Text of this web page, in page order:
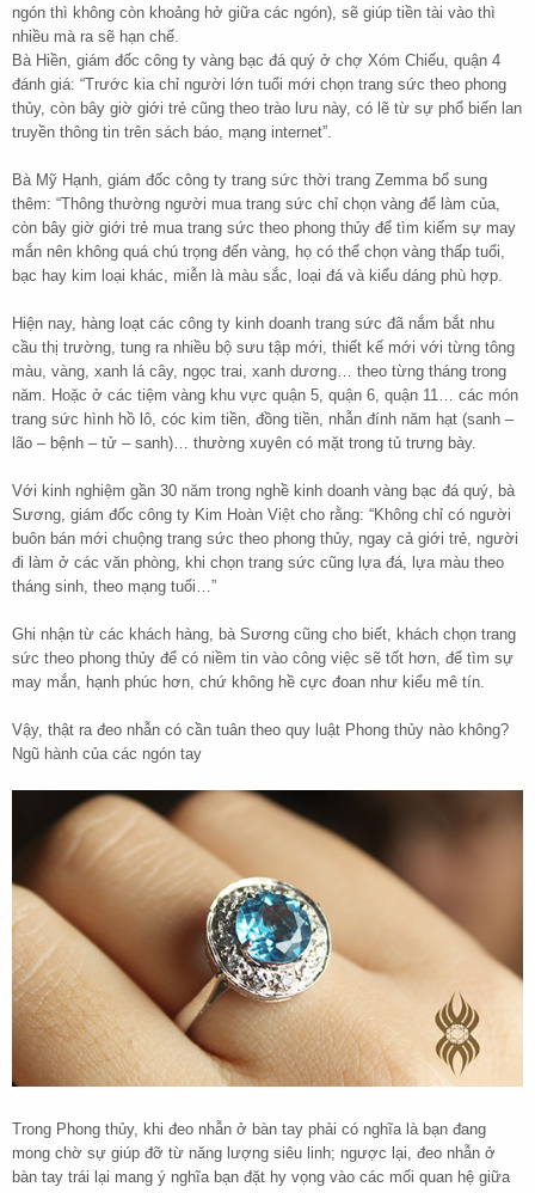
ngón thì không còn khoảng hở giữa các ngón), sẽ giúp tiền tài vào thì
nhiều mà ra sẽ hạn chế.
Bà Hiền, giám đốc công ty vàng bạc đá quý ở chợ Xóm Chiếu, quận 4
đánh giá: “Trước kia chỉ người lớn tuổi mới chọn trang sức theo phong
thủy, còn bây giờ giới trẻ cũng theo trào lưu này, có lẽ từ sự phổ biến lan
truyền thông tin trên sách báo, mạng internet”.
Bà Mỹ Hạnh, giám đốc công ty trang sức thời trang Zemma bổ sung
thêm: “Thông thường người mua trang sức chỉ chọn vàng để làm của,
còn bây giờ giới trẻ mua trang sức theo phong thủy để tìm kiếm sự may
mắn nên không quá chú trọng đến vàng, họ có thể chọn vàng thấp tuổi,
bạc hay kim loại khác, miễn là màu sắc, loại đá và kiểu dáng phù hợp.
Hiện nay, hàng loạt các công ty kinh doanh trang sức đã nắm bắt nhu
cầu thị trường, tung ra nhiều bộ sưu tập mới, thiết kế mới với từng tông
màu, vàng, xanh lá cây, ngọc trai, xanh dương… theo từng tháng trong
năm. Hoặc ở các tiệm vàng khu vực quận 5, quận 6, quận 11… các món
trang sức hình hồ lô, cóc kim tiền, đồng tiền, nhẫn đính năm hạt (sanh –
lão – bệnh – tử – sanh)… thường xuyên có mặt trong tủ trưng bày.
Với kinh nghiệm gần 30 năm trong nghề kinh doanh vàng bạc đá quý, bà
Sương, giám đốc công ty Kim Hoàn Việt cho rằng: “Không chỉ có người
buôn bán mới chuộng trang sức theo phong thủy, ngay cả giới trẻ, người
đi làm ở các văn phòng, khi chọn trang sức cũng lựa đá, lựa màu theo
tháng sinh, theo mạng tuổi…”
Ghi nhận từ các khách hàng, bà Sương cũng cho biết, khách chọn trang
sức theo phong thủy để có niềm tin vào công việc sẽ tốt hơn, để tìm sự
may mắn, hạnh phúc hơn, chứ không hề cực đoan như kiểu mê tín.
Vậy, thật ra đeo nhẫn có cần tuân theo quy luật Phong thủy nào không?
Ngũ hành của các ngón tay
Trong Phong thủy, khi đeo nhẫn ở bàn tay phải có nghĩa là bạn đang
mong chờ sự giúp đỡ từ năng lượng siêu linh; ngược lại, đeo nhẫn ở
bàn tay trái lại mang ý nghĩa bạn đặt hy vọng vào các mối quan hệ giữa